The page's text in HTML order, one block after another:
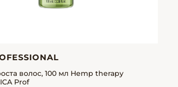
волос, 100 мл Hemp therapy
Prof